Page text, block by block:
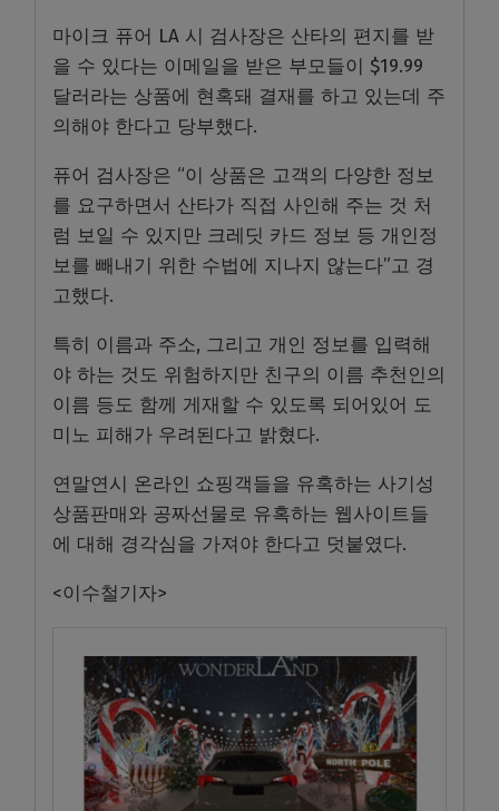
마이크 퓨어 LA 시 검사장은 산타의 편지를 받
을 수 있다는 이메일을 받은 부모들이 $19.99
달러라는 상품에 현혹돼 결재를 하고 있는데 주
의해야 한다고 당부했다.
퓨어 검사장은 “이 상품은 고객의 다양한 정보
를 요구하면서 산타가 직접 사인해 주는 것 처
럼 보일 수 있지만 크레딧 카드 정보 등 개인정
보를 빼내기 위한 수법에 지나지 않는다”고 경
고했다.
특히 이름과 주소, 그리고 개인 정보를 입력해
야 하는 것도 위험하지만 친구의 이름 추천인의
이름 등도 함께 게재할 수 있도록 되어있어 도
미노 피해가 우려된다고 밝혔다.
연말연시 온라인 쇼핑객들을 유혹하는 사기성
상품판매와 공짜선물로 유혹하는 웹사이트들
에 대해 경각심을 가져야 한다고 덧붙였다.
<이수철기자>